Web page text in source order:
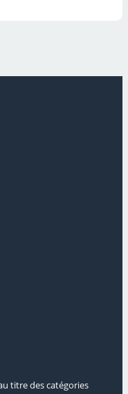
titre des catégories